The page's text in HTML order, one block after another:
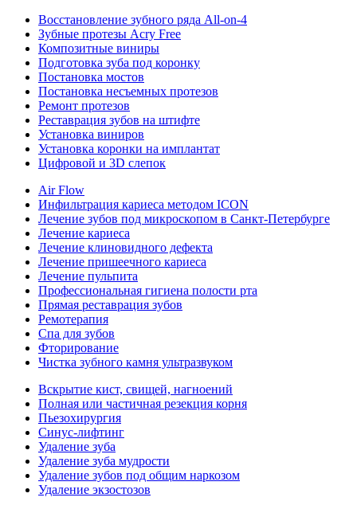
Восстановление зубного ряда All‑on‑4
Зубные протезы Acry Free
Композитные виниры
Подготовка зуба под коронку
Постановка мостов
Постановка несъемных протезов
Ремонт протезов
Реставрация зубов на штифте
Установка виниров
Установка коронки на имплантат
Цифровой и 3D слепок
Air Flow
Инфильтрация кариеса методом ICON
Лечение зубов под микроскопом в Санкт-Петербурге
Лечение кариеса
Лечение клиновидного дефекта
Лечение пришеечного кариеса
Лечение пульпита
Профессиональная гигиена полости рта
Прямая реставрация зубов
Ремотерапия
Спа для зубов
Фторирование
Чистка зубного камня ультразвуком
Вскрытие кист, свищей, нагноений
Полная или частичная резекция корня
Пьезохирургия
Синус-лифтинг
Удаление зуба
Удаление зуба мудрости
Удаление зубов под общим наркозом
Удаление экзостозов